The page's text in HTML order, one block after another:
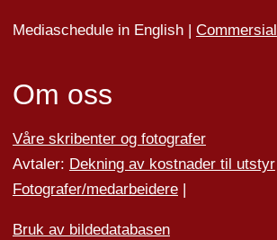
Mediaschedule in English | Commersial
Om oss
Våre skribenter og fotografer
Avtaler: Dekning av kostnader til utstyr|
Fotografer/medarbeidere|
Bruk av bildedatabasen